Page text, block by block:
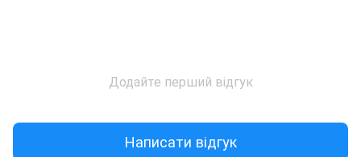
Додайте перший відгук
Написати відгук